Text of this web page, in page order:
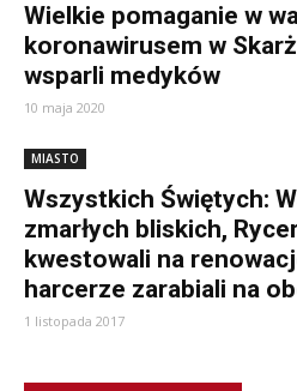
Wielkie pomaganie w
koronawirusem w
wsparli medyków
10 maja 2020
MIASTO
Wszystkich Świętych:
zmarłych bliskich,
kwestowali na
harcerze zarabiali na
1 listopada 2017